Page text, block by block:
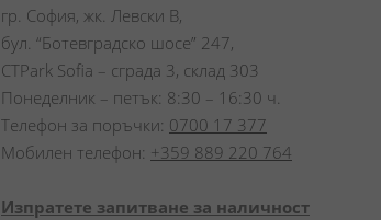
гр. София, жк. Левски В,
бул. “Ботевградско шосе” 247,
CTPark Sofia – сграда 3, склад 303
Понеделник – петък: 8:30 – 16:30 ч.
Телефон за поръчки: 0700 17 377
Мобилен телефон: +359 889 220 764
Изпратете запитване за наличност